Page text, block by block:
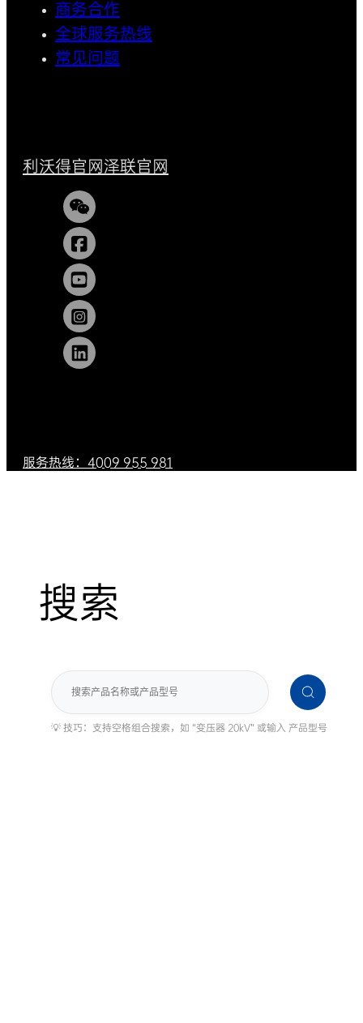
商务合作
全球服务热线
常见问题
利沃得官网泽联官网
服务热线：4009 955 981
搜索